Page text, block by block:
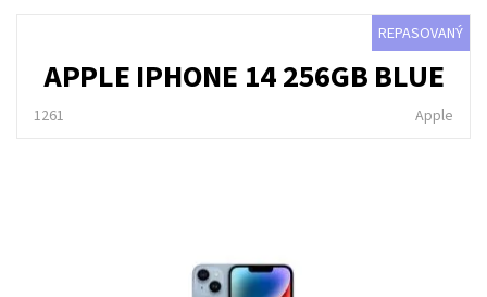
REPASOVANÝ
APPLE IPHONE 14 256GB BLUE
1261 Apple